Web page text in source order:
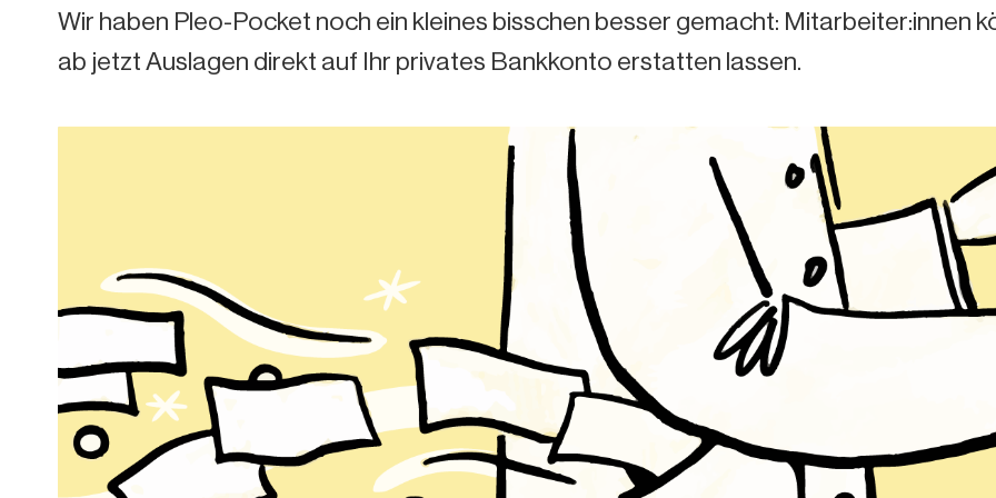
Wir haben Pleo-Pocket noch ein kleines bisschen besser gemacht: Mitarbeiter:innen
ab jetzt Auslagen direkt auf Ihr privates Bankkonto erstatten lassen.